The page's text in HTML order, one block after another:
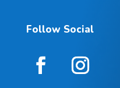
Follow Social